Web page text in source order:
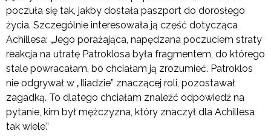
poczuła się tak, jakby dostała paszport do dorosłego
życia. Szczególnie interesowała ją część dotycząca
Achillesa: „Jego porażająca, napędzana poczuciem straty
reakcja na utratę Patroklosa była fragmentem, do którego
stale powracałam, bo chciałam ją zrozumieć. Patroklos
nie odgrywał w „Iliadzie” znaczącej roli, pozostawał
zagadką. To dlatego chciałam znaleźć odpowiedź na
pytanie, kim był mężczyzna, który znaczył dla Achillesa
tak wiele.”